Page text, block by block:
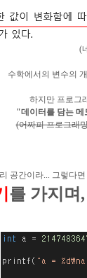
(
수학에서의 변수의
하지만 프로그
"데이터를 담는 메
(어짜피 프로그래
공간이라... 그렇다
를 가지며